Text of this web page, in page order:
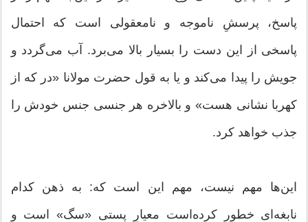
پاسخ، پرسشِ ناموجه و نامعقولی است که احتمال
پاسخی از این دست را بسیار بالا می‌برد. آب می‌گردد و
جویش را پیدا می‌کند و یا به قول حضرت مولانا «در که از
کهربا نشانی هست» و بالاخره هر جنسی جنس خودش را
جذب خواهد کرد.
این‌ها مهم نیست، مهم این است که: به ذهن کدام
نابغه‌ای خطور کرده‌است معیارِ پستی «سگ» است و